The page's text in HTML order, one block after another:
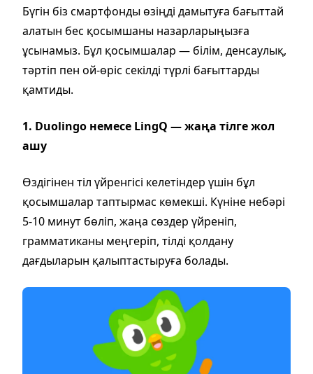
Бүгін біз смартфонды өзіңді дамытуға бағыттай
алатын бес қосымшаны назарларыңызға
ұсынамыз. Бұл қосымшалар — білім, денсаулық,
тәртіп пен ой-өріс секілді түрлі бағыттарды
қамтиды.
1. Duolingo немесе LingQ — жаңа тілге жол
ашу
Өздігінен тіл үйренгісі келетіндер үшін бұл
қосымшалар таптырмас көмекші. Күніне небәрі
5-10 минут бөліп, жаңа сөздер үйреніп,
грамматиканы меңгеріп, тілді қолдану
дағдыларын қалыптастыруға болады.